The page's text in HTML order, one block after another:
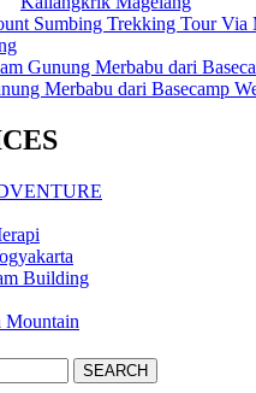
Sumbing Trekking Tour Via
Merbabu dari Basecamp
Building
Mountain